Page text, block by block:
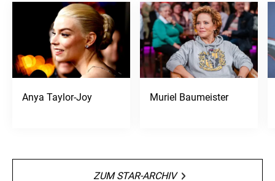
Anya Taylor-Joy Muriel Baumeister
ZUM STAR-ARCHIV